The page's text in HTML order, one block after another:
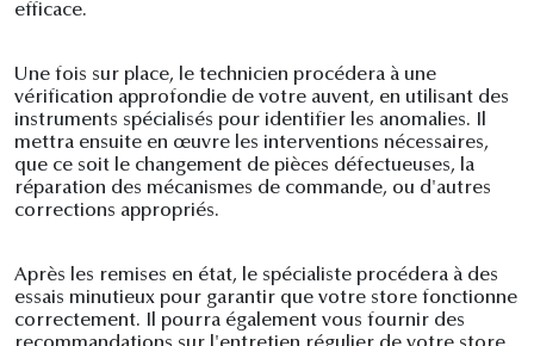
efficace.
Une fois sur place, le technicien procédera à une
vérification approfondie de votre auvent, en utilisant des
instruments spécialisés pour identifier les anomalies. Il
mettra ensuite en œuvre les interventions nécessaires,
que ce soit le changement de pièces défectueuses, la
réparation des mécanismes de commande, ou d'autres
corrections appropriés.
Après les remises en état, le spécialiste procédera à des
essais minutieux pour garantir que votre store fonctionne
correctement. Il pourra également vous fournir des